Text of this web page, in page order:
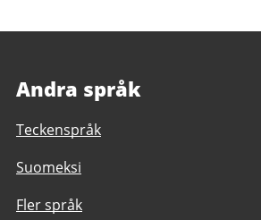
Andra språk
Teckenspråk
Suomeksi
Fler språk